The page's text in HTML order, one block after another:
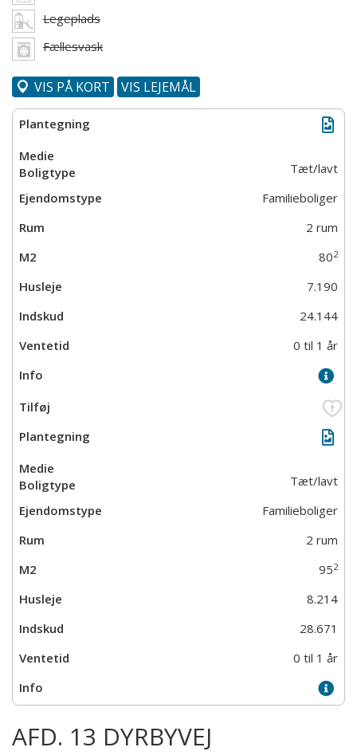
Legeplads
Fællesvask
VIS PÅ KORT VIS LEJEMÅL
Tæt/lavt
Familieboliger
2 rum
802
7.190
24.144
0 til 1 år
Tæt/lavt
Familieboliger
2 rum
952
8.214
28.671
0 til 1 år
AFD. 13 DYRBYVEJ